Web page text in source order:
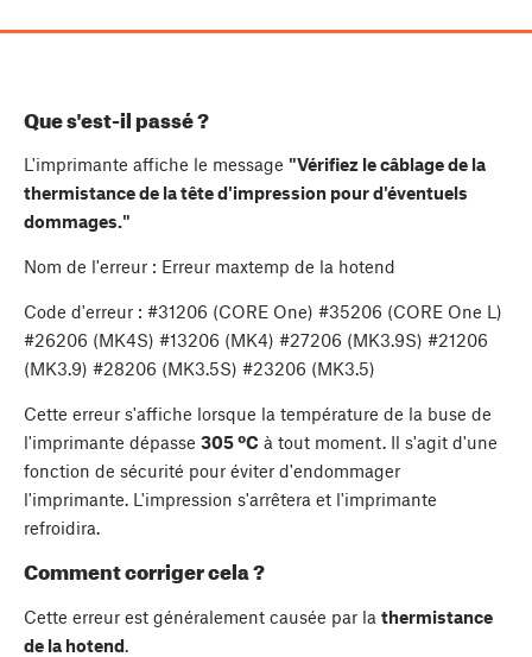
Que s'est-il passé ?
L'imprimante affiche le message "Vérifiez le câblage de la
thermistance de la tête d'impression pour d'éventuels
dommages."
Nom de l'erreur : Erreur maxtemp de la hotend
Code d'erreur : #31206 (CORE One) #35206 (CORE One L)
#26206 (MK4S) #13206 (MK4) #27206 (MK3.9S) #21206
(MK3.9) #28206 (MK3.5S) #23206 (MK3.5)
Cette erreur s'affiche lorsque la température de la buse de
l'imprimante dépasse 305 ºC à tout moment. Il s'agit d'une
fonction de sécurité pour éviter d'endommager
l'imprimante. L'impression s'arrêtera et l'imprimante
refroidira.
Comment corriger cela ?
Cette erreur est généralement causée par la thermistance
de la hotend.